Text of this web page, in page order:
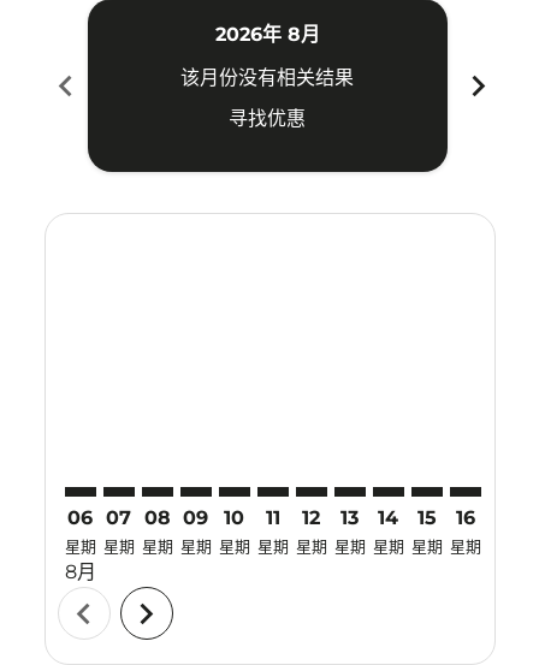
chevron_left
2026年 8月
该月份没有相关结果
寻找优惠
chevron_right
06
星期
8月
07
星期
08
星期
09
星期
10
星期
11
星期
12
星期
13
星期
14
星期
15
星期
16
星期
chevron_left chevron_right